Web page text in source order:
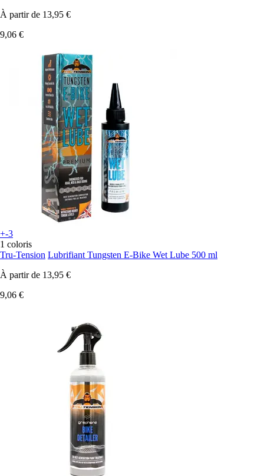
À partir de 13,95 €
9,06 €
+-3
1 coloris
Tru-Tension Lubrifiant Tungsten E-Bike Wet Lube 500 ml
À partir de 13,95 €
9,06 €